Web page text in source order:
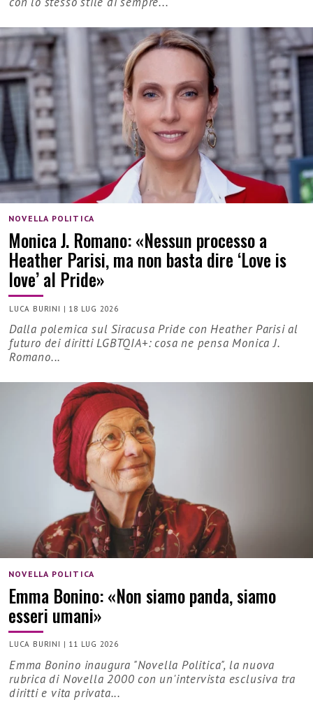
NOVELLA POLITICA
Monica J. Romano: «Nessun processo a
Heather Parisi, ma non basta dire ‘Love is
love’ al Pride»
LUCA BURINI | 18 LUG 2026
Dalla polemica sul Siracusa Pride con Heather Parisi al
futuro dei diritti LGBTQIA+: cosa ne pensa Monica J.
Romano...
NOVELLA POLITICA
Emma Bonino: «Non siamo panda, siamo
esseri umani»
LUCA BURINI | 11 LUG 2026
Emma Bonino inaugura "Novella Politica", la nuova
rubrica di Novella 2000 con un'intervista esclusiva tra
diritti e vita privata...